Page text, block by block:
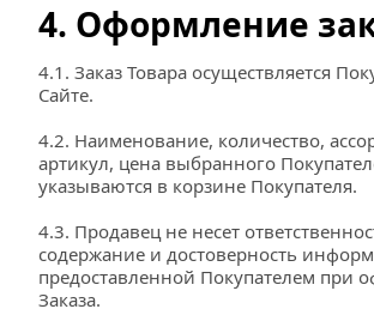
4. Оформление
4.1. Заказ Товара осуществляется
Сайте.
4.2. Наименование, количество,
артикул, цена выбранного
указываются в корзине Покупателя.
4.3. Продавец не несет
содержание и достоверность
предоставленной Покупателем при
Заказа.